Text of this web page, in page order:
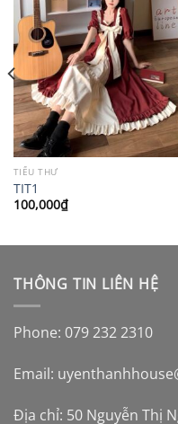
TIỂU THƯ
TIT1
100,000₫
THÔNG TIN LIÊN HỆ
Phone: 079 232 2310
Email:
Địa chỉ: 50 Nguyễn Thị